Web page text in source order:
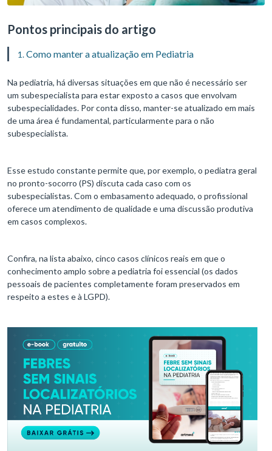
Pontos principais do artigo
Como manter a atualização em Pediatria
Na pediatria, há diversas situações em que não é necessário ser
um subespecialista para estar exposto a casos que envolvam
subespecialidades. Por conta disso, manter-se atualizado em mais
de uma área é fundamental, particularmente para o não
subespecialista.
Esse estudo constante permite que, por exemplo, o pediatra geral
no pronto-socorro (PS) discuta cada caso com os
subespecialistas. Com o embasamento adequado, o profissional
oferece um atendimento de qualidade e uma discussão produtiva
em casos complexos.
Confira, na lista abaixo, cinco casos clínicos reais em que o
conhecimento amplo sobre a pediatria foi essencial (os dados
pessoais de pacientes completamente foram preservados em
respeito a estes e à LGPD).